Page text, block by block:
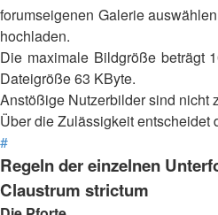
forumseigenen Galerie
hochladen.
Die maximale Bildgröße beträgt
Dateigröße 63 KByte.
Anstößige Nutzerbilder sind nicht
Über die Zulässigkeit entscheidet
#
Regeln der einzelnen
Claustrum strictum